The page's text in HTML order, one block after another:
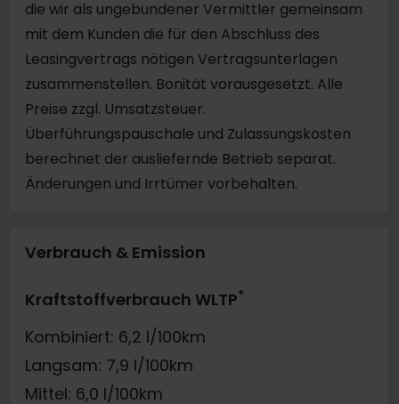
die wir als ungebundener Vermittler gemeinsam
mit dem Kunden die für den Abschluss des
Leasingvertrags nötigen Vertragsunterlagen
zusammenstellen. Bonität vorausgesetzt. Alle
Preise zzgl. Umsatzsteuer.
Überführungspauschale und Zulassungskosten
berechnet der ausliefernde Betrieb separat.
Änderungen und Irrtümer vorbehalten.
Verbrauch & Emission
Kraftstoffverbrauch WLTP*
Kombiniert: 6,2 l/100km
Langsam: 7,9 l/100km
Mittel: 6,0 l/100km